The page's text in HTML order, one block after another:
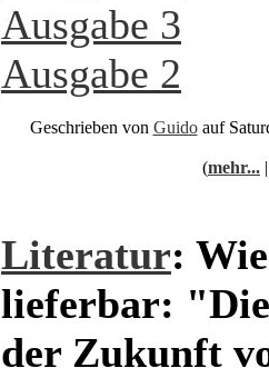
Ausgabe 3
Ausgabe 2
Geschrieben von Guidoauf
(mehr...
Literatur:
lieferbar:
der Zukunft